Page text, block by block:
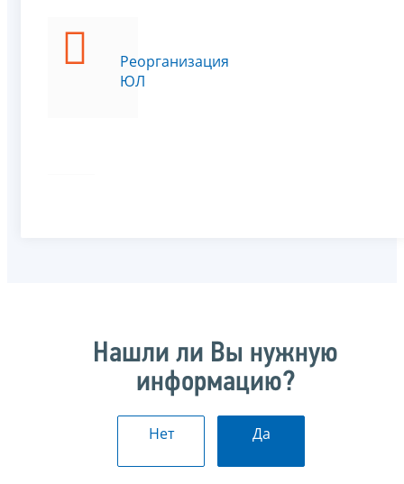
Реорганизация
ЮЛ
Нашли ли Вы нужную
информацию?
Нет Да